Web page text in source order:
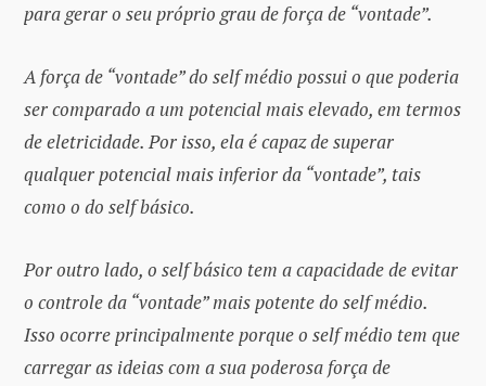
para gerar o seu próprio grau de força de “vontade”.
A força de “vontade” do self médio possui o que poderia
ser comparado a um potencial mais elevado, em termos
de eletricidade. Por isso, ela é capaz de superar
qualquer potencial mais inferior da “vontade”, tais
como o do self básico.
Por outro lado, o self básico tem a capacidade de evitar
o controle da “vontade” mais potente do self médio.
Isso ocorre principalmente porque o self médio tem que
carregar as ideias com a sua poderosa força de